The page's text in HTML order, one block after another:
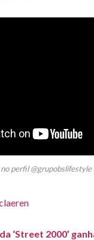
perfil
‘Street 2000’